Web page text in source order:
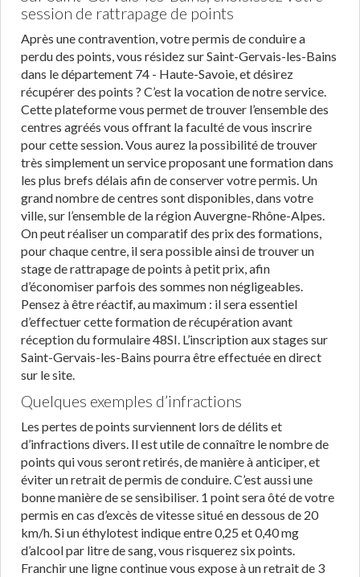
session de rattrapage de points
Après une contravention, votre permis de conduire a
perdu des points, vous résidez sur Saint-Gervais-les-Bains
dans le département 74 - Haute-Savoie, et désirez
récupérer des points ? C’est la vocation de notre service.
Cette plateforme vous permet de trouver l’ensemble des
centres agréés vous offrant la faculté de vous inscrire
pour cette session. Vous aurez la possibilité de trouver
très simplement un service proposant une formation dans
les plus brefs délais afin de conserver votre permis. Un
grand nombre de centres sont disponibles, dans votre
ville, sur l’ensemble de la région Auvergne-Rhône-Alpes.
On peut réaliser un comparatif des prix des formations,
pour chaque centre, il sera possible ainsi de trouver un
stage de rattrapage de points à petit prix, afin
d’économiser parfois des sommes non négligeables.
Pensez à être réactif, au maximum : il sera essentiel
d’effectuer cette formation de récupération avant
réception du formulaire 48SI. L’inscription aux stages sur
Saint-Gervais-les-Bains pourra être effectuée en direct
sur le site.
Quelques exemples d’infractions
Les pertes de points surviennent lors de délits et
d’infractions divers. Il est utile de connaître le nombre de
points qui vous seront retirés, de manière à anticiper, et
éviter un retrait de permis de conduire. C’est aussi une
bonne manière de se sensibiliser. 1 point sera ôté de votre
permis en cas d’excès de vitesse situé en dessous de 20
km/h. Si un éthylotest indique entre 0,25 et 0,40 mg
d’alcool par litre de sang, vous risquerez six points.
Franchir une ligne continue vous expose à un retrait de 3